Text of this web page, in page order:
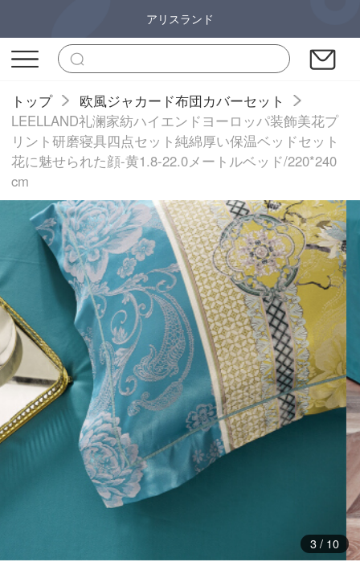
アリスランド
トップ
欧風ジャカード布団カバーセット
LEELLAND礼澜家紡ハイエンドヨーロッパ装飾美花プ
リント研磨寝具四点セット純綿厚い保温ベッドセット
花に魅せられた顔-黄1.8-22.0メートルベッド/220*240
cm
3/ 10